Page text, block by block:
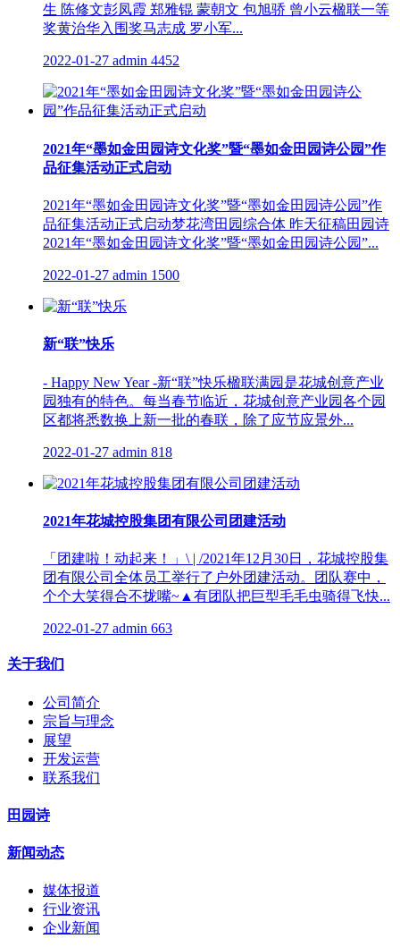
生 陈修文彭凤霞 郑雅锟 蒙朝文 包旭骄 曾小云楹联一等
奖黄治华入围奖马志成 罗小军...
2022-01-27 admin 4452
2021年“墨如金田园诗文化奖”暨“墨如金田园诗公园”作
品征集活动正式启动
2021年“墨如金田园诗文化奖”暨“墨如金田园诗公园”作
品征集活动正式启动梦花湾田园综合体 昨天征稿田园诗
2021年“墨如金田园诗文化奖”暨“墨如金田园诗公园”...
2022-01-27 admin 1500
新“联”快乐
- Happy New Year -新“联”快乐楹联满园是花城创意产业
园独有的特色。每当春节临近，花城创意产业园各个园
区都将悉数换上新一批的春联，除了应节应景外...
2022-01-27 admin 818
2021年花城控股集团有限公司团建活动
「团建啦！动起来！」\ | /2021年12月30日，花城控股集
团有限公司全体员工举行了户外团建活动。团队赛中，
个个大笑得合不拢嘴~▲有团队把巨型毛毛虫骑得飞快...
2022-01-27 admin 663
关于我们
公司简介
宗旨与理念
展望
开发运营
联系我们
田园诗
新闻动态
媒体报道
行业资讯
企业新闻